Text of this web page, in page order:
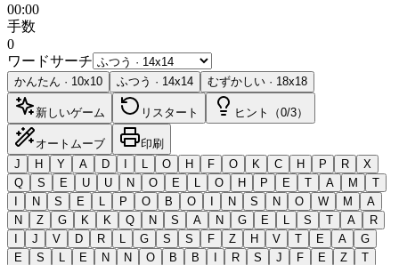
00:00
手数
0
ワードサーチ
かんたん · 10x10 ふつう · 14x14 むずかしい · 18x18
新しいゲーム リスタート ヒント（0/3）
オートムーブ
印刷
J
H Y A D I L O H F O K C H P R
X
Q
S E U U N O E L O H P E T A M
T
I
N S E L P O B O I N S N O W M
A
N
Z G K K Q N S A N G E L S T A
R
I
J V D R L G S S F Z H V T E A
G
E
S L E N N O B B I R S J F E Z
T